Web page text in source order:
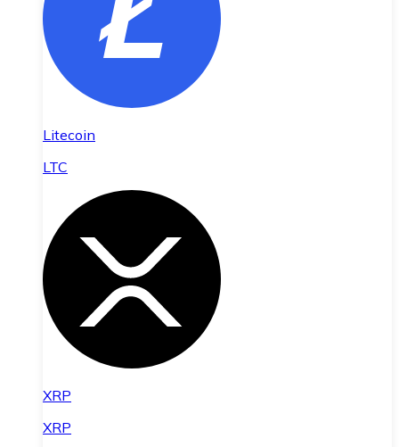
Litecoin
LTC
XRP
XRP